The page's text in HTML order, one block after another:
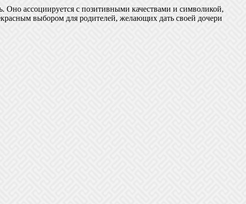
Оно ассоциируется с позитивными качествами и символикой,
выбором для родителей, желающих дать своей дочери